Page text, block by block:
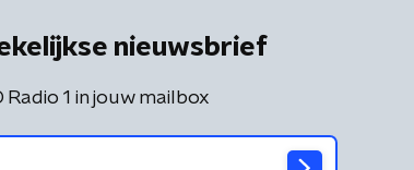
nieuwsbrief
1 in jouw mailbox